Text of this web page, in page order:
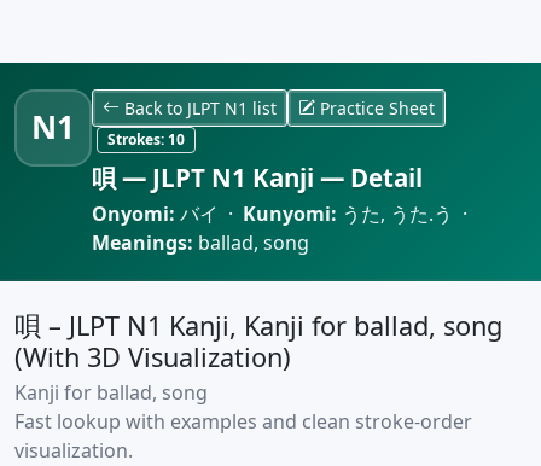
N1 Back to JLPT N1 list Practice Sheet
Strokes:10
唄 — JLPT N1 Kanji — Detail
Onyomi: バイ · Kunyomi: うた, うた.う ·
Meanings: ballad, song
唄 – JLPT N1 Kanji, Kanji for ballad, song
(With 3D Visualization)
Kanji for ballad, song
Fast lookup with examples and clean stroke-order
visualization.